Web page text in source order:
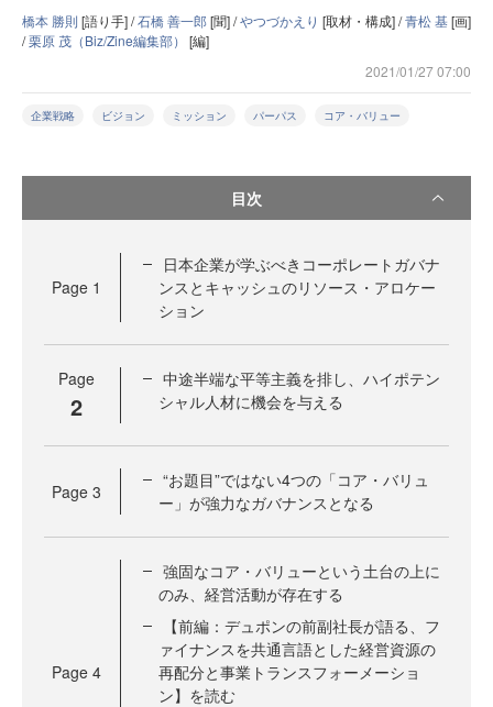
橋本 勝則 [語り手] /石橋 善一郎[聞] /やつづかえり [取材・構成] /青松 基[画]
/栗原 茂（Biz/Zine編集部） [編]
2021/01/27 07:00
企業戦略 ビジョン ミッション パーパス コア・バリュー
目次
Page 1
日本企業が学ぶべきコーポレートガバナ
ンスとキャッシュのリソース・アロケー
ション
Page
2
中途半端な平等主義を排し、ハイポテン
シャル人材に機会を与える
Page 3
“お題目”ではない4つの「コア・バリュ
ー」が強力なガバナンスとなる
Page 4
強固なコア・バリューという土台の上に
のみ、経営活動が存在する
【前編：デュポンの前副社長が語る、フ
ァイナンスを共通言語とした経営資源の
再配分と事業トランスフォーメーショ
ン】を読む